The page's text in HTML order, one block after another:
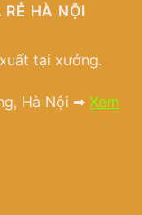
RẺ HÀ NỘI
tại xưởng.
Hà Nội ➡ Xem